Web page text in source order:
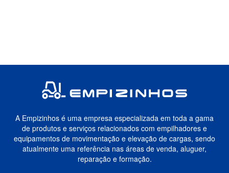
A Empizinhos é uma empresa especializada em toda a gama
de produtos e serviços relacionados com empilhadores e
equipamentos de movimentação e elevação de cargas, sendo
atualmente uma referência nas áreas de venda, aluguer,
reparação e formação.